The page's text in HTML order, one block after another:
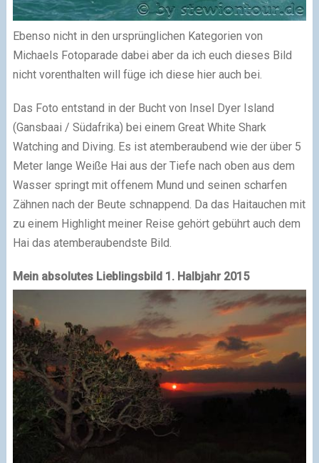
Ebenso nicht in den ursprünglichen Kategorien von
Michaels Fotoparade dabei aber da ich euch dieses Bild
nicht vorenthalten will füge ich diese hier auch bei.
Das Foto entstand in der Bucht von Insel Dyer Island
(Gansbaai / Südafrika) bei einem Great White Shark
Watching and Diving. Es ist atemberaubend wie der über 5
Meter lange Weiße Hai aus der Tiefe nach oben aus dem
Wasser springt mit offenem Mund und seinen scharfen
Zähnen nach der Beute schnappend. Da das Haitauchen mit
zu einem Highlight meiner Reise gehört gebührt auch dem
Hai das atemberaubendste Bild.
Mein absolutes Lieblingsbild 1. Halbjahr 2015